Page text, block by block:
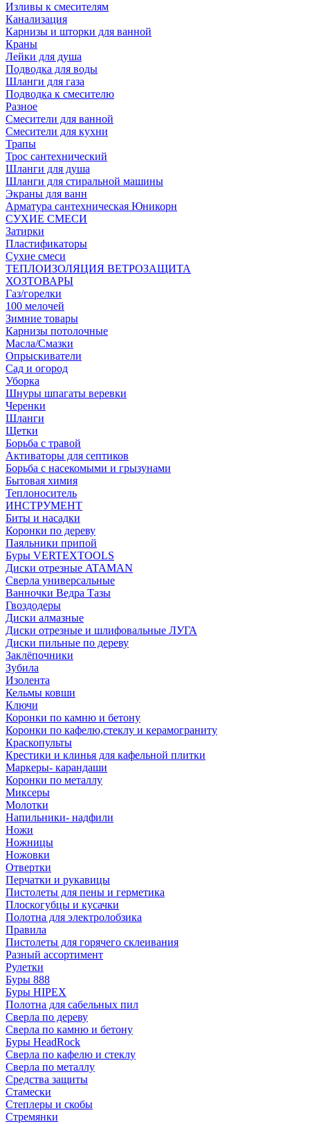
Изливы к смесителям
Канализация
Карнизы и шторки для ванной
Краны
Лейки для душа
Подводка для воды
Шланги для газа
Подводка к смесителю
Разное
Смесители для ванной
Смесители для кухни
Трапы
Трос сантехнический
Шланги для душа
Шланги для стиральной машины
Экраны для ванн
Арматура сантехническая Юникорн
СУХИЕ СМЕСИ
Затирки
Пластификаторы
Сухие смеси
ТЕПЛОИЗОЛЯЦИЯ ВЕТРОЗАЩИТА
ХОЗТОВАРЫ
Газ/горелки
100 мелочей
Зимние товары
Карнизы потолочные
Масла/Смазки
Опрыскиватели
Сад и огород
Уборка
Шнуры шпагаты веревки
Черенки
Шланги
Щетки
Борьба с травой
Активаторы для септиков
Борьба с насекомыми и грызунами
Бытовая химия
Теплоноситель
ИНСТРУМЕНТ
Биты и насадки
Коронки по дереву
Паяльники припой
Буры VERTEXTOOLS
Диски отрезные ATAMAN
Сверла универсальные
Ванночки Ведра Тазы
Гвоздодеры
Диски алмазные
Диски отрезные и шлифовальные ЛУГА
Диски пильные по дереву
Заклёпочники
Зубила
Изолента
Кельмы ковши
Ключи
Коронки по камню и бетону
Коронки по кафелю,стеклу и керамограниту
Краскопульты
Крестики и клинья для кафельной плитки
Маркеры- карандаши
Коронки по металлу
Миксеры
Молотки
Напильники- надфили
Ножи
Ножницы
Ножовки
Отвертки
Перчатки и рукавицы
Пистолеты для пены и герметика
Плоскогубцы и кусачки
Полотна для электролобзика
Правила
Пистолеты для горячего склеивания
Разный ассортимент
Рулетки
Буры 888
Буры HIPEX
Полотна для сабельных пил
Сверла по дереву
Сверла по камню и бетону
Буры HeadRock
Сверла по кафелю и стеклу
Сверла по металлу
Средства защиты
Стамески
Степлеры и скобы
Стремянки